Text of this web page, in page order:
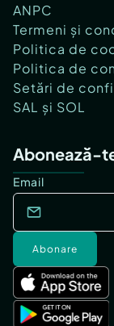
ANPC
Termeni și
Politica de
Politica de
Setări de
SAL și SOL
Abonează-
Email
Abonare